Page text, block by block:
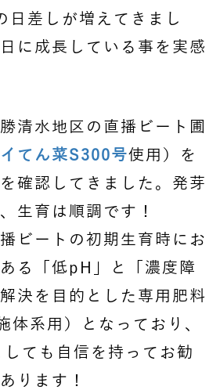
日差しが増えてきまし
に成長している事を実感
清水地区の直播ビート圃
てん菜S300号使用）を
確認してきました。発芽
生育は順調です！
ビートの初期生育時にお
る「低pH」と「濃度障
決を目的とした専用肥料
体系用）となっており、
ても自信を持ってお勧
ります！